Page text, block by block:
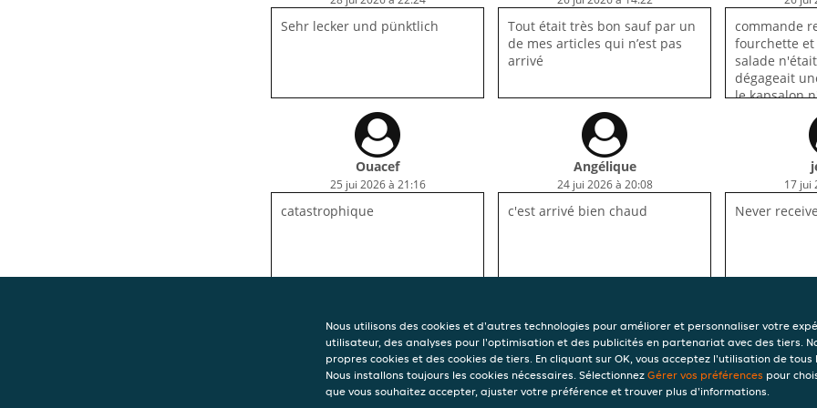
Sehr lecker und pünktlich
Tout était très bon sauf par un
de mes articles qui n’est pas
arrivé
commande
fourchette et
salade
dégageait
le kapsalon
le goût est
Ouacef
25 jui 2026 à 21:16
catastrophique
Angélique
24 jui 2026 à 20:08
c'est arrivé bien chaud
17 jui
Never
CONTACT
Chicken Rock
Conditions
Nous utilisons des cookies et d'autres technologies pour améliorer et personnaliser votre
utilisateur, des analyses pour l'optimisation et des publicités en partenariat avec des tiers.
propres cookies et des cookies de tiers. En cliquant sur OK, vous acceptez l'utilisation de tous
Nous installons toujours les cookies nécessaires. Sélectionnez Gérer vos préférences pour
que vous souhaitez accepter, ajuster votre préférence et trouver plus d'informations.